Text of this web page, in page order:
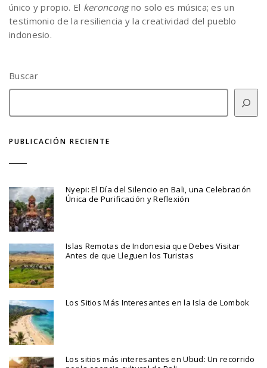
único y propio. El keroncongno solo es música; es un
testimonio de la resiliencia y la creatividad del pueblo
indonesio.
Buscar
PUBLICACIÓN RECIENTE
Nyepi: El Día del Silencio en Bali, una Celebración
Única de Purificación y Reflexión
Islas Remotas de Indonesia que Debes Visitar
Antes de que Lleguen los Turistas
Los Sitios Más Interesantes en la Isla de Lombok
Los sitios más interesantes en Ubud: Un recorrido